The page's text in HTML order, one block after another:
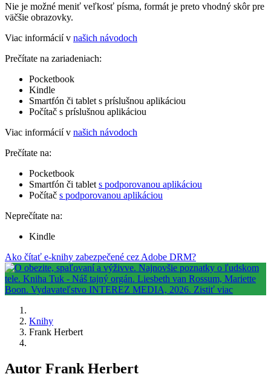
Nie je možné meniť veľkosť písma, formát je preto vhodný skôr pre
väčšie obrazovky.
Viac informácií v našich návodoch
Prečítate na zariadeniach:
Pocketbook
Kindle
Smartfón či tablet s príslušnou aplikáciou
Počítač s príslušnou aplikáciou
Viac informácií v našich návodoch
Prečítate na:
Pocketbook
Smartfón či tablet s podporovanou aplikáciou
Počítač s podporovanou aplikáciou
Neprečítate na:
Kindle
Ako čítať e-knihy zabezpečené cez Adobe DRM?
Knihy
Frank Herbert
Autor Frank Herbert